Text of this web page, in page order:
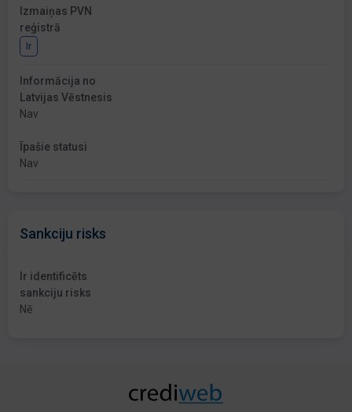
Izmaiņas PVN
reģistrā
Ir
Informācija no
Latvijas Vēstnesis
Nav
Īpašie statusi
Nav
Sankciju risks
Ir identificēts
sankciju risks
Nē